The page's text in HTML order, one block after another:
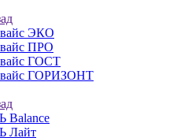
ЭКО
ПРО
ГОСТ
ГОРИЗОНТ
Balance
Лайт